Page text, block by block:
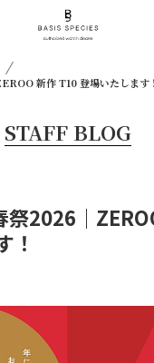
新作 T10 登場いたします！
STAFF BLOG
祭2026｜
！